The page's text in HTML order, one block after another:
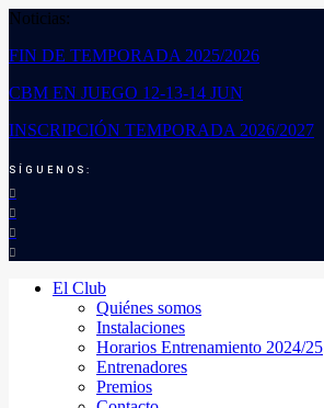
Noticias:
FIN DE TEMPORADA 2025/2026
CBM EN JUEGO 12-13-14 JUN
INSCRIPCIÓN TEMPORADA 2026/2027
SÍGUENOS:
El Club
Quiénes somos
Instalaciones
Horarios Entrenamiento 2024/25
Entrenadores
Premios